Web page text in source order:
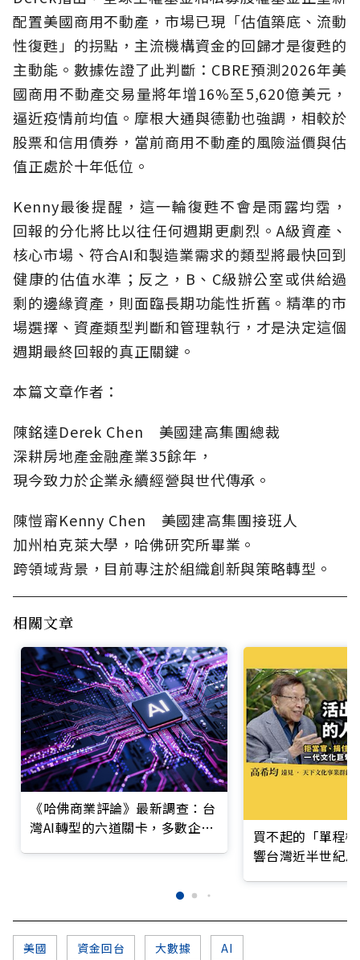
配置美國商用不動產，市場已現「估值築底、流動
性復甦」的拐點，主流機構資金的回歸才是復甦的
主動能。數據佐證了此判斷：CBRE預測2026年美
國商用不動產交易量將年增16%至5,620億美元，
逼近疫情前均值。摩根大通與德勤也強調，相較於
股票和信用債券，當前商用不動產的風險溢價與估
值正處於十年低位。
Kenny最後提醒，這一輪復甦不會是雨露均霑，
回報的分化將比以往任何週期更劇烈。A級資產、
核心市場、符合AI和製造業需求的類型將最快回到
健康的估值水準；反之，B、C級辦公室或供給過
剩的邊緣資產，則面臨長期功能性折舊。精準的市
場選擇、資產類型判斷和管理執行，才是決定這個
週期最終回報的真正關鍵。
本篇文章作者：
陳銘達Derek Chen 美國建高集團總裁
深耕房地產金融產業35餘年，
現今致力於企業永續經營與世代傳承。
陳愷甯Kenny Chen 美國建高集團接班人
加州柏克萊大學，哈佛研究所畢業。
跨領域背景，目前專注於組織創新與策略轉型。
相關文章
《哈佛商業評論》最新調查：台
灣AI轉型的六道關卡，多數企業
買不起的「單程
響台灣近半世紀
美國 資金回台 大數據 AI